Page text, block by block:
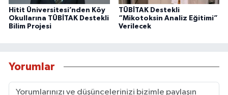
Hitit Üniversitesi’nden Köy
Okullarına TÜBİTAK Destekli
Bilim Projesi
TÜBİTAK Destekli
“Mikotoksin Analiz Eğitimi”
Verilecek
Yorumlar